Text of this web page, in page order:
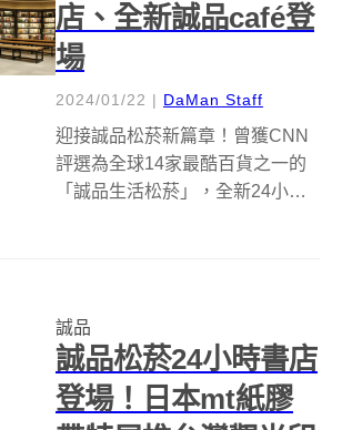
店、全新誠品café登
場
2024/01/22 | DaMan Staff
迎接誠品松菸新篇章！曾獲CNN
評選為全球14家最酷百貨之一的
「誠品生活松菸」，全新24小時
台，全天候款待全球讀者旅人...
誠品
誠品松菸24小時書店
登場！日本mt紙膠